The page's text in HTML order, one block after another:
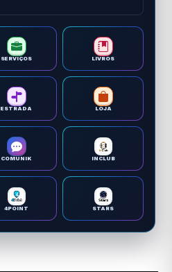
SERVIÇOS LIVROS
ESTRADA LOJA
COMUNIK INCLUB
4POINT STARS